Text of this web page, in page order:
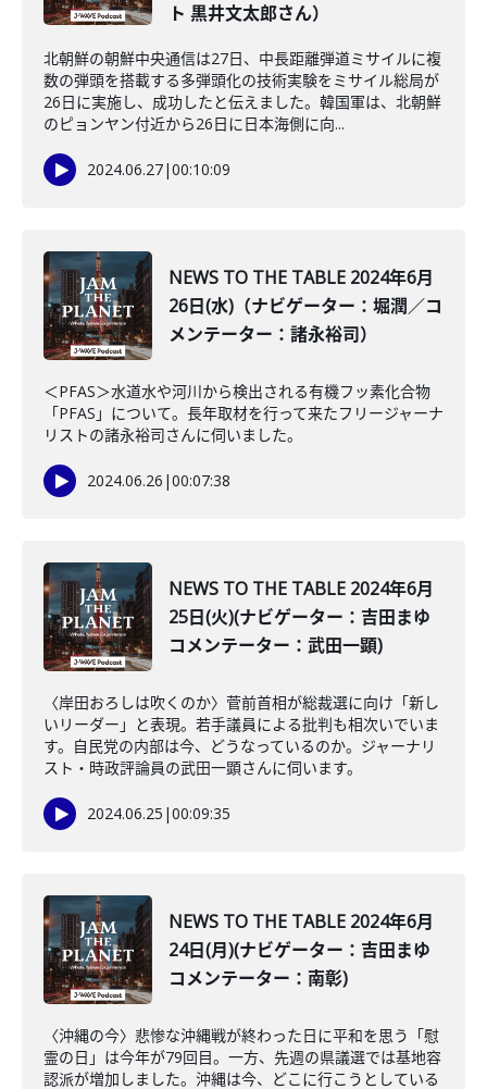
ト 黒井文太郎さん）
北朝鮮の朝鮮中央通信は27日、中長距離弾道ミサイルに複
数の弾頭を搭載する多弾頭化の技術実験をミサイル総局が
26日に実施し、成功したと伝えました。韓国軍は、北朝鮮
のピョンヤン付近から26日に日本海側に向...
2024.06.27|00:10:09
NEWS TO THE TABLE 2024年6月
26日(水)（ナビゲーター：堀潤／コ
メンテーター：諸永裕司）
＜PFAS＞水道水や河川から検出される有機フッ素化合物
「PFAS」について。長年取材を行って来たフリージャーナ
リストの諸永裕司さんに伺いました。
2024.06.26 |00:07:38
NEWS TO THE TABLE 2024年6月
25日(火)(ナビゲーター：吉田まゆ
コメンテーター：武田一顕)
〈岸田おろしは吹くのか〉菅前首相が総裁選に向け「新し
いリーダー」と表現。若手議員による批判も相次いでいま
す。自民党の内部は今、どうなっているのか。ジャーナリ
スト・時政評論員の武田一顕さんに伺います。
2024.06.25 |00:09:35
NEWS TO THE TABLE 2024年6月
24日(月)(ナビゲーター：吉田まゆ
コメンテーター：南彰)
〈沖縄の今〉悲惨な沖縄戦が終わった日に平和を思う「慰
霊の日」は今年が79回目。一方、先週の県議選では基地容
認派が増加しました。沖縄は今、どこに行こうとしている